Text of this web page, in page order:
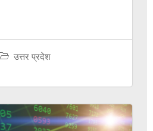
उत्तर प्रदेश